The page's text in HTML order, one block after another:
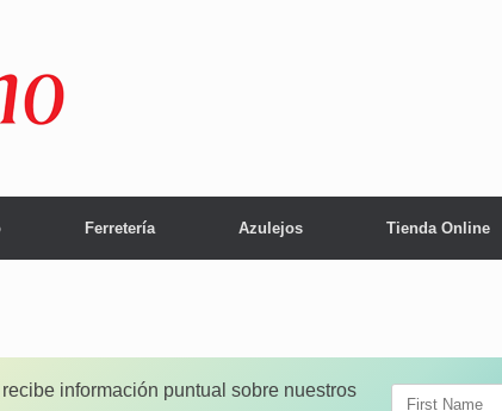
Ferretería Azulejos Tienda Online
información puntual sobre nuestros